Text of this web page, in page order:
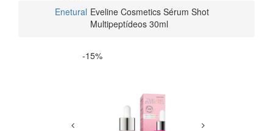
Enetural Eveline Cosmetics Sérum Shot
Multipeptídeos 30ml
-15%